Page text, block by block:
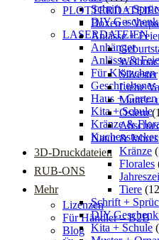
Schrift +
DIY
LASERDATEIEN
Anhänger
Anlässe &
Für Klötzchen
Geschriebenes
Haus + Garten
Kita + Schule
Kränze &
Kuchenstecker
3D-Druckdateien
RUB-ONS
Mehr
Lizenzen
Für Händler – B2B
Blog
Boxen +
Anlässe +
Silvester
Liebe
Mutter-
Ostern
Natur &
Kränze
Florales
Tiere
Schrift +
DIY
Kita + Schule